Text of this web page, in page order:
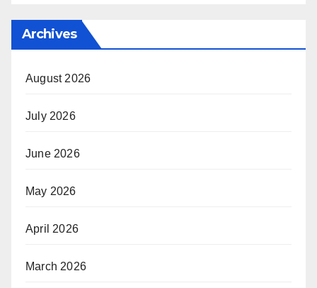
Archives
August 2026
July 2026
June 2026
May 2026
April 2026
March 2026